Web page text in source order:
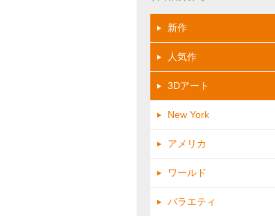
新作
人気作
3Dアート
New York
アメリカ
ワールド
バラエティ